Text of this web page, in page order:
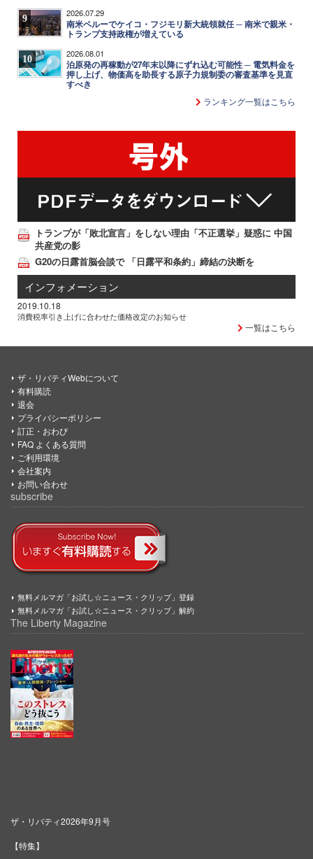
9 2026.07.29
南米ペルーでケイコ・フジモリ新大統領就任 ─ 南米で親米・
トランプ支持政権が増えている
10 2026.08.01
泊原発の再稼動が27年末以降にずれ込む可能性 ─ 電気料金を
押し上げ、物価高を助長する原子力規制委の審査基準を見直
すべき
ランキング一覧はこちら
トランプが「敗北宣言」をしない理由「不正選挙」疑惑に 中国
共産党の影
G20の日露首脳会談で 「日露平和条約」締結の決断を
インフォメーション
2019.10.18
消費税率引き上げに合わせた価格改定のお知らせ
一覧はこちら
ザ・リバティWebについて
有料購読
退会
プライバシーポリシー
訂正・おわび
FAQ よくある質問
ご利用環境
会社案内
お問い合わせ
subscribe
無料メルマガ「お試し☆ニュース・クリップ」登録
無料メルマガ「お試し☆ニュース・クリップ」解約
The Liberty Magazine
ザ・リバティ2026年9月号
【特集】